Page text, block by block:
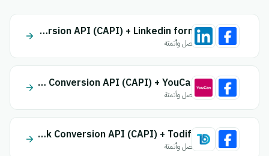
Facebook Conversion API (CAPI) + Linkedin form
اتصل وأتمتة
Facebook Conversion API (CAPI) + YouCan
اتصل وأتمتة
Facebook Conversion API (CAPI) + Todify
اتصل وأتمتة